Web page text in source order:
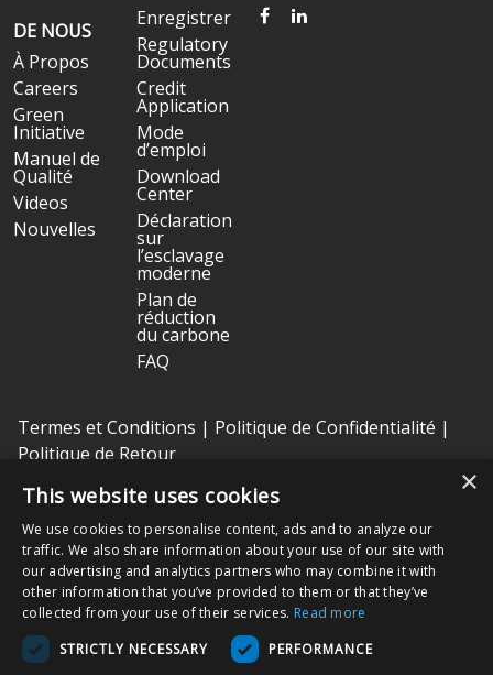
DE NOUS
À Propos
Careers
Green
Initiative
Manuel de
Qualité
Videos
Nouvelles
Enregistrer
Regulatory
Documents
Credit
Application
Mode
d’emploi
Download
Center
Déclaration
sur
l’esclavage
moderne
Plan de
réduction
du carbone
FAQ
FACEBOOK
LINKEDIN
Termes et Conditions | Politique de Confidentialité |
Politique de Retour
médicaux et une filiale en propriété exclusive deNissha Co. Ltd.
société publique japonaise basée à Kyoto, au Japon (TSE : 7915).
Copyright © 2026 Nissha Medical Technologies, Tous droits réservés.
En commandant nos produits sur ce site internet, vous reconnaissez
×
This website uses cookies
We use cookies to personalise content, ads and to analyze our
traffic. We also share information about your use of our site with
our advertising and analytics partners who may combine it with
other information that you’ve provided to them or that they’ve
collected from your use of their services. Read more
STRICTLY NECESSARY
PERFORMANCE